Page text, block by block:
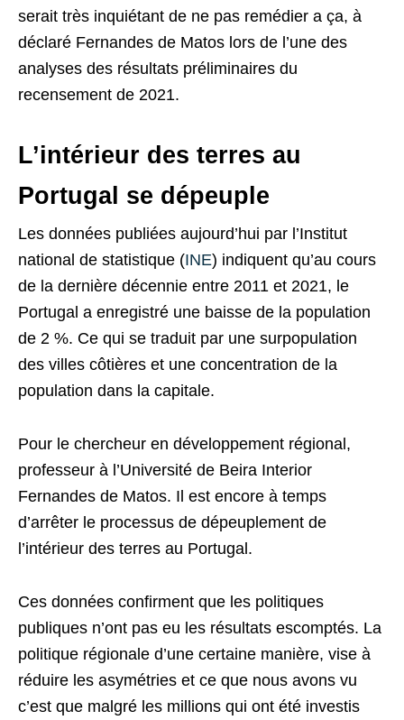
serait très inquiétant de ne pas remédier a ça, à
déclaré Fernandes de Matos lors de l’une des
analyses des résultats préliminaires du
recensement de 2021.
L’intérieur des terres au
Portugal se dépeuple
Les données publiées aujourd’hui par l’Institut
national de statistique (INE) indiquent qu’au cours
de la dernière décennie entre 2011 et 2021, le
Portugal a enregistré une baisse de la population
de 2 %. Ce qui se traduit par une surpopulation
des villes côtières et une concentration de la
population dans la capitale.
Pour le chercheur en développement régional,
professeur à l’Université de Beira Interior
Fernandes de Matos. Il est encore à temps
d’arrêter le processus de dépeuplement de
l’intérieur des terres au Portugal.
Ces données confirment que les politiques
publiques n’ont pas eu les résultats escomptés. La
politique régionale d’une certaine manière, vise à
réduire les asymétries et ce que nous avons vu
c’est que malgré les millions qui ont été investis